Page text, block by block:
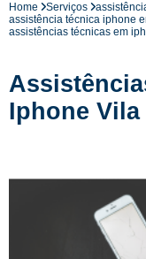
Home Serviços
assistência técnica iphone
assistências técnicas em
Iphone